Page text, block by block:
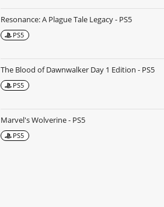
Resonance: A Plague Tale Legacy - PS5
PS5
The Blood of Dawnwalker Day 1 Edition - PS5
PS5
Marvel's Wolverine - PS5
PS5